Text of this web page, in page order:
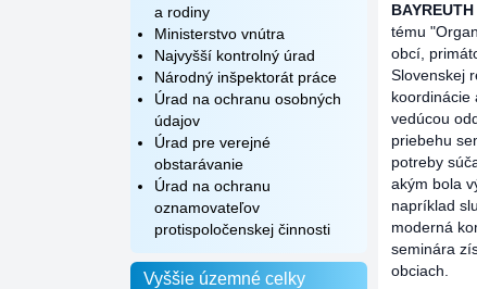
a rodiny
Ministerstvo vnútra
Najvyšší kontrolný úrad
Národný inšpektorát práce
Úrad na ochranu osobných
údajov
Úrad pre verejné
obstarávanie
Úrad na ochranu
oznamovateľov
protispoločenskej činnosti
Vyššie územné celky
BAYREUTH
tému
obcí,
Slovenskej
koordinácie
vedúcou
priebehu
potreby
akým bola
napríklad
moderná
seminára
obciach.